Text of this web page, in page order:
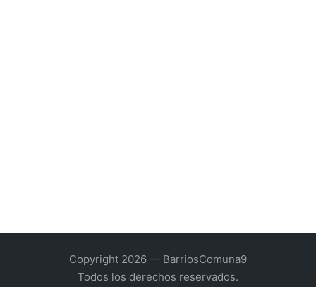
Copyright 2026 — BarriosComuna9
Todos los derechos reservados.